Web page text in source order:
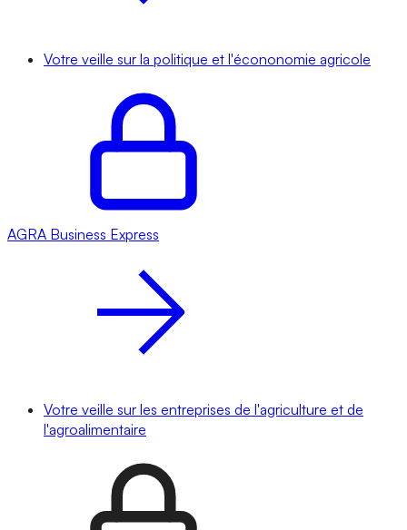
Votre veille sur la politique et l'écononomie agricole
AGRA Business Express
Votre veille sur les entreprises de l'agriculture et de
l'agroalimentaire